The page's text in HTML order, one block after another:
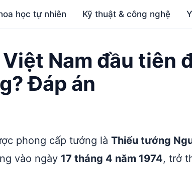
học tự nhiên Kỹ thuật & công nghệ
Nam đầu tiên
Đáp án
phong cấp tướng là Thiếu tướng
vào ngày 17 tháng 4 năm 1974, trở